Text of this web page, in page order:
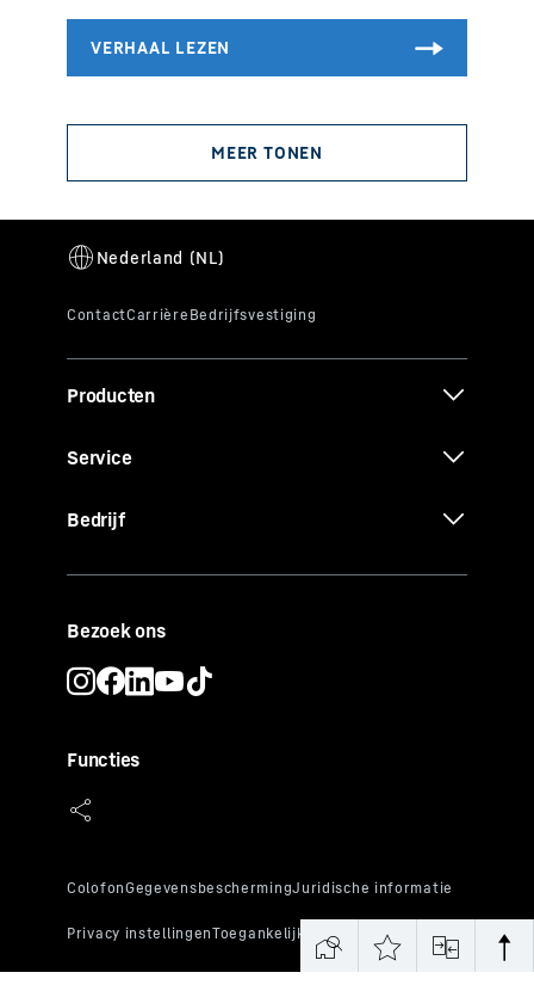
Producten
Service
Bedrijf
Bezoek ons
Functies